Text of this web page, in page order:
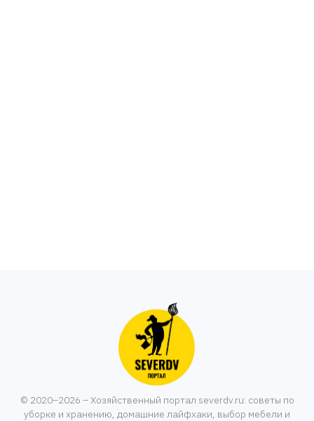
© 2020–2026 – Хозяйственный портал severdv.ru: советы по
уборке и хранению, домашние лайфхаки, выбор мебели и